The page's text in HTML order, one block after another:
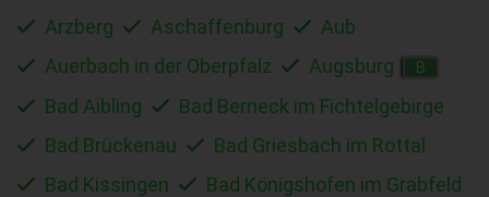
Arzberg
Aschaffenburg
Aub
Auerbach in der Oberpfalz
Augsburg B
Bad Aibling
Bad Berneck im Fichtelgebirge
Bad Brückenau
Bad Griesbach im Rottal
Bad Kissingen
Bad Königshofen im Grabfeld